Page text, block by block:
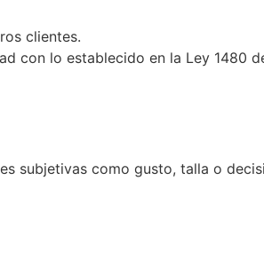
clientes.
con lo establecido en la Ley 1480
subjetivas como gusto, talla o